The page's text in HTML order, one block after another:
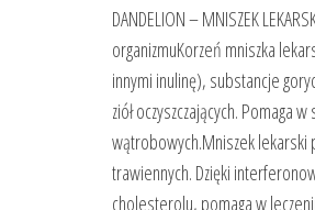
DANDELION – MNISZEK
organizmuKorzeń mniszka
innymi inulinę), substancje
ziół oczyszczających. Pomaga
wątrobowych.Mniszek lekarski
trawiennych. Dzięki
cholesterolu, pomaga w